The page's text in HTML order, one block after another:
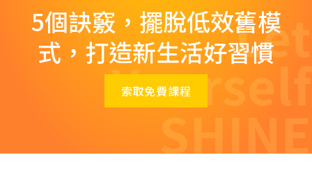
5個訣竅，擺脫低效舊模
式，打造新生活好習慣
索取免費課程
Let
Yourself
SHINE